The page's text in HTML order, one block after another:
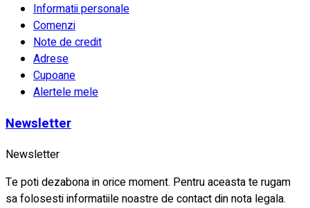
Informatii personale
Comenzi
Note de credit
Adrese
Cupoane
Alertele mele
Newsletter
Newsletter
Te poti dezabona in orice moment. Pentru aceasta te rugam
sa folosesti informatiile noastre de contact din nota legala.